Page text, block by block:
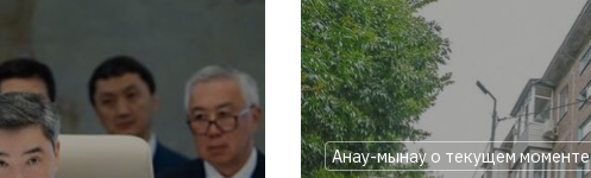
Анау-мынау о текущем моменте